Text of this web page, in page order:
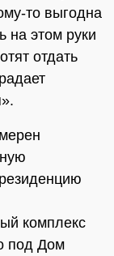
то выгодна
на этом руки
отдать
комплекс
под Дом